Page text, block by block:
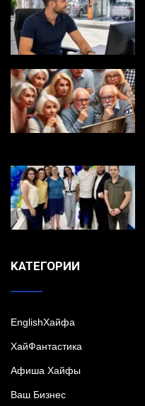
KАТЕГОРИИ
EnglishХайфа
XайФантастика
Афиша Хайфы
Ваш Бизнес